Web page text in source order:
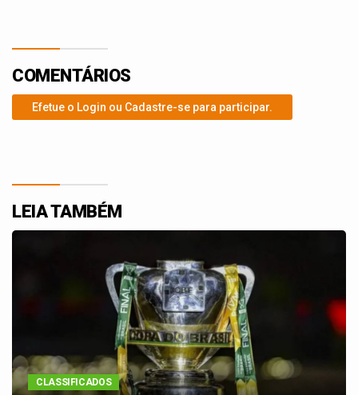
COMENTÁRIOS
Efetue o Login ou Cadastre-se para participar.
LEIA TAMBÉM
CLASSIFICADOS